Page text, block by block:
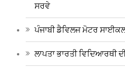
ਸਰਵੇ
ਪੰਜਾਬੀ ਡੈਵਿਲਜ ਮੋਟਰ
ਲਾਪਤਾ ਭਾਰਤੀ ਵਿਦਿਆਰਥੀ